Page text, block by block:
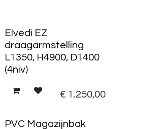
Elvedi EZ
draagarmstelling
L1350, H4900, D1400
(4niv)
€ 1.250,00
PVC Magazijnbak